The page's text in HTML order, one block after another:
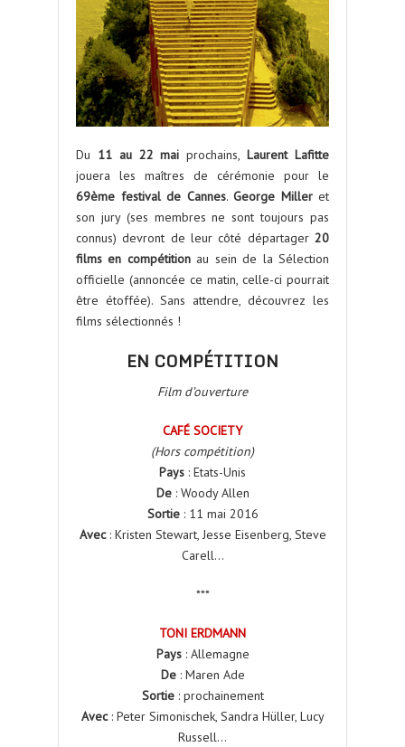
Du 11 au 22 mai prochains, Laurent Lafitte
jouera les maîtres de cérémonie pour le
69ème festival de Cannes. George Milleret
son jury (ses membres ne sont toujours pas
connus) devront de leur côté départager 20
films en compétitionau sein de la Sélection
officielle (annoncée ce matin, celle-ci pourrait
être étoffée). Sans attendre, découvrez les
films sélectionnés !
EN COMPÉTITION
Film d’ouverture
CAFÉ SOCIETY
(Hors compétition)
Pays : Etats-Unis
De: Woody Allen
Sortie: 11 mai 2016
Avec: Kristen Stewart, Jesse Eisenberg, Steve
Carell…
***
TONI ERDMANN
Pays: Allemagne
De: Maren Ade
Sortie: prochainement
Avec: Peter Simonischek, Sandra Hüller, Lucy
Russell…